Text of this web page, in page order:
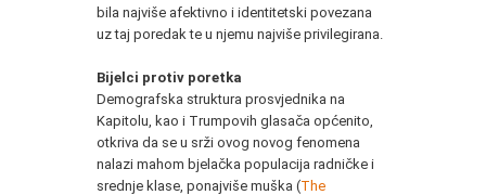
bila najviše afektivno i identitetski povezana
uz taj poredak te u njemu najviše privilegirana.
Bijelci protiv poretka
Demografska struktura prosvjednika na
Kapitolu, kao i Trumpovih glasača općenito,
otkriva da se u srži ovog novog fenomena
nalazi mahom bjelačka populacija radničke i
srednje klase, ponajviše muška (The